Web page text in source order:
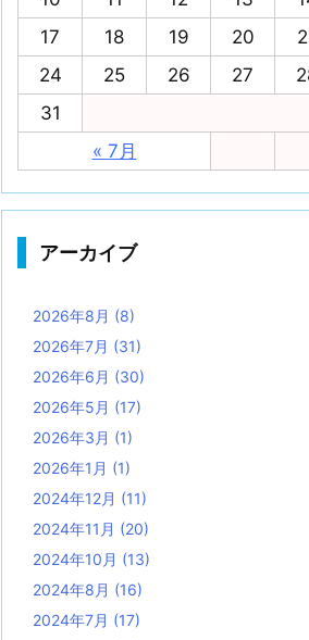
« 7月
17
18 19 20
24
25 26 27
31
アーカイブ
2026年8月 (8)
2026年7月 (31)
2026年6月 (30)
2026年5月 (17)
2026年3月 (1)
2026年1月 (1)
2024年12月 (11)
2024年11月 (20)
2024年10月 (13)
2024年8月 (16)
2024年7月 (17)